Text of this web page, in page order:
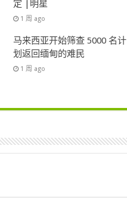
定 |明星
1 周 ago
马来西亚开始筛查 5000 名计
划返回缅甸的难民
1 周 ago